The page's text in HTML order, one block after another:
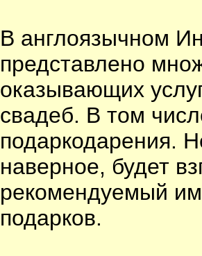
В англоязычном
представлено
оказывающих
свадеб. В том
подаркодарения.
наверное, будет
рекомендуемый
подарков.